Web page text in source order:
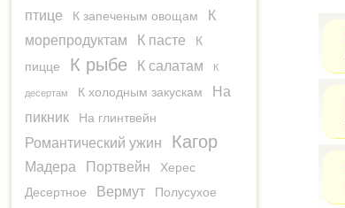
птице
К запеченым овощам
К
морепродуктам
К пасте
К
пицце
К рыбе К салатам К
десертам К холодным закускам
На
пикник
На глинтвейн
Романтический ужин Кагор
Мадера Портвейн
Херес
Десертное
Вермут Полусухое